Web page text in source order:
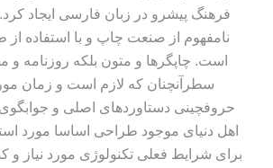
فرهنگ پیشرو در زبان فارسی ایجاد کرد.
نامفهوم از صنعت چاپ و با استفاده از
است. چاپگرها و متون بلکه روزنامه و
سطرآنچنان که لازم است و زمان
حروفچینی دستاوردهای اصلی و
اهل دنیای موجود طراحی اساسا مورد
برای شرایط فعلی تکنولوژی مورد نیاز و